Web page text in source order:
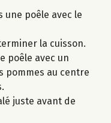
une poêle avec le
la cuisson.
poêle avec un
pommes au centre
juste avant de